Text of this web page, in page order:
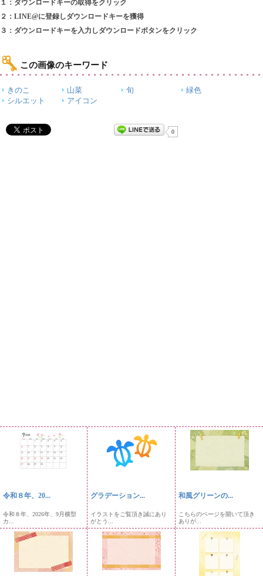
１：ダウンロードキーの取得をクリック
２：LINE@に登録しダウンロードキーを獲得
３：ダウンロードキーを入力しダウンロードボタンをクリック
この画像のキーワード
きのこ 山菜 旬
緑色
シルエット
アイコン
0
令和８年、20...
令和８年、2026年、9月横型
カ...
グラデーション...
イラストをご覧頂き誠にあり
がとう...
和風グリーンの...
こちらのページを開いて頂き
ありが...